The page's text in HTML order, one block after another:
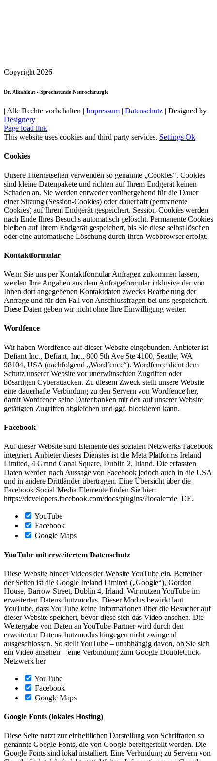
Copyright 2026
Dr. Alkahlout - Sprechstunde Neurochirurgie
| Alle Rechte vorbehalten | Impressum | Datenschutz | Designed by
Designery
Page load link
This website uses cookies and third party services. Settings Ok
Cookies
Unsere Internetseiten verwenden so genannte „Cookies“. Cookies
sind kleine Datenpakete und richten auf Ihrem Endgerät keinen
Schaden an. Sie werden entweder vorübergehend für die Dauer
einer Sitzung (Session-Cookies) oder dauerhaft (permanente
Cookies) auf Ihrem Endgerät gespeichert. Session-Cookies werden
nach Ende Ihres Besuchs automatisch gelöscht. Permanente Cookies
bleiben auf Ihrem Endgerät gespeichert, bis Sie diese selbst löschen
oder eine automatische Löschung durch Ihren Webbrowser erfolgt.
Kontaktformular
Wenn Sie uns per Kontaktformular Anfragen zukommen lassen,
werden Ihre Angaben aus dem Anfrageformular inklusive der von
Ihnen dort angegebenen Kontaktdaten zwecks Bearbeitung der
Anfrage und für den Fall von Anschlussfragen bei uns gespeichert.
Diese Daten geben wir nicht ohne Ihre Einwilligung weiter.
Wordfence
Wir haben Wordfence auf dieser Website eingebunden. Anbieter ist
Defiant Inc., Defiant, Inc., 800 5th Ave Ste 4100, Seattle, WA
98104, USA (nachfolgend „Wordfence“). Wordfence dient dem
Schutz unserer Website vor unerwünschten Zugriffen oder
bösartigen Cyberattacken. Zu diesem Zweck stellt unsere Website
eine dauerhafte Verbindung zu den Servern von Wordfence her,
damit Wordfence seine Datenbanken mit den auf unserer Website
getätigten Zugriffen abgleichen und ggf. blockieren kann.
Facebook
Auf dieser Website sind Elemente des sozialen Netzwerks Facebook
integriert. Anbieter dieses Dienstes ist die Meta Platforms Ireland
Limited, 4 Grand Canal Square, Dublin 2, Irland. Die erfassten
Daten werden nach Aussage von Facebook jedoch auch in die USA
und in andere Drittländer übertragen. Eine Übersicht über die
Facebook Social-Media-Elemente finden Sie hier:
https://developers.facebook.com/docs/plugins/?locale=de_DE.
YouTube
Facebook
Google Maps
YouTube mit erweitertem Datenschutz
Diese Website bindet Videos der Website YouTube ein. Betreiber
der Seiten ist die Google Ireland Limited („Google“), Gordon
House, Barrow Street, Dublin 4, Irland. Wir nutzen YouTube im
erweiterten Datenschutzmodus. Dieser Modus bewirkt laut
YouTube, dass YouTube keine Informationen über die Besucher auf
dieser Website speichert, bevor diese sich das Video ansehen. Die
Weitergabe von Daten an YouTube-Partner wird durch den
erweiterten Datenschutzmodus hingegen nicht zwingend
ausgeschlossen. So stellt YouTube – unabhängig davon, ob Sie sich
ein Video ansehen – eine Verbindung zum Google DoubleClick-
Netzwerk her.
YouTube
Facebook
Google Maps
Google Fonts (lokales Hosting)
Diese Seite nutzt zur einheitlichen Darstellung von Schriftarten so
genannte Google Fonts, die von Google bereitgestellt werden. Die
Google Fonts sind lokal installiert. Eine Verbindung zu Servern von